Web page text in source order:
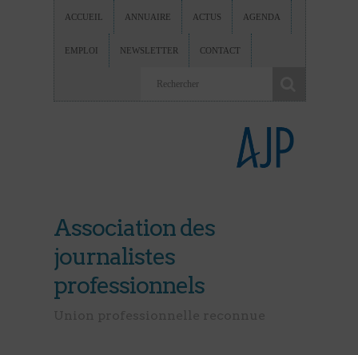
ACCUEIL ANNUAIRE ACTUS AGENDA
EMPLOI NEWSLETTER CONTACT
Association des
journalistes
professionnels